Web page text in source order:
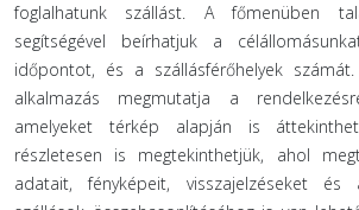
foglalhatunk szállást. A főmenüben
segítségével beírhatjuk a
időpontot, és a szállásférőhelyek
alkalmazás megmutatja a
amelyeket térkép alapján is
részletesen is megtekinthetjük, ahol
adatait, fényképeit, visszajelzéseket és